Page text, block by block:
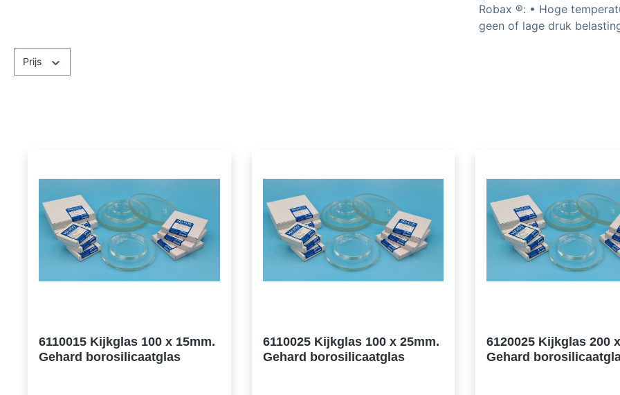
Robax ®: • Hoge
geen of lage druk
Prijs
6110015 Kijkglas 100 x 15mm.
Gehard borosilicaatglas
6110025 Kijkglas 100 x 25mm.
Gehard borosilicaatglas
6120025 Kijkglas 200
Gehard